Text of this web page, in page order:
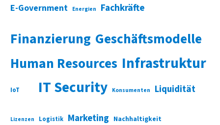
E-Government Energien Fachkräfte
Finanzierung Geschäftsmodelle
Human Resources Infrastruktur
IoT IT Security Konsumenten Liquidität
Lizenzen Logistik Marketing Nachhaltigkeit